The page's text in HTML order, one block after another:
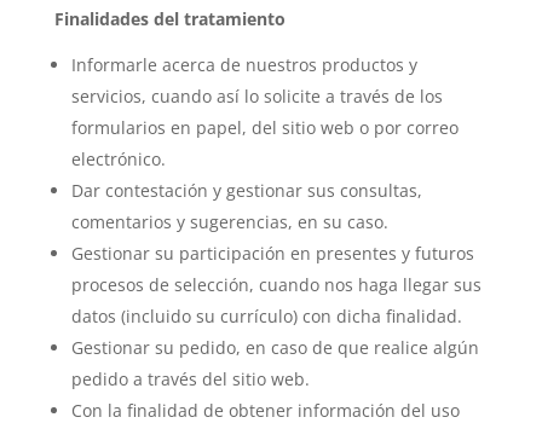
Finalidades del tratamiento
Informarle acerca de nuestros productos y
servicios, cuando así lo solicite a través de los
formularios en papel, del sitio web o por correo
electrónico.
Dar contestación y gestionar sus consultas,
comentarios y sugerencias, en su caso.
Gestionar su participación en presentes y futuros
procesos de selección, cuando nos haga llegar sus
datos (incluido su currículo) con dicha finalidad.
Gestionar su pedido, en caso de que realice algún
pedido a través del sitio web.
Con la finalidad de obtener información del uso